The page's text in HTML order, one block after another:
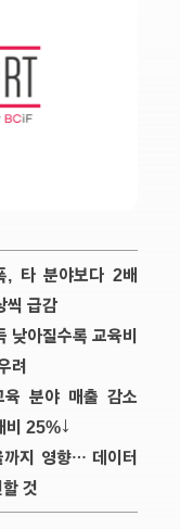
, 타 분야보다 2배
씩 급감
낮아질수록 교육비
려
분야 매출 감소
비 25%↓
까지 영향… 데이터
것